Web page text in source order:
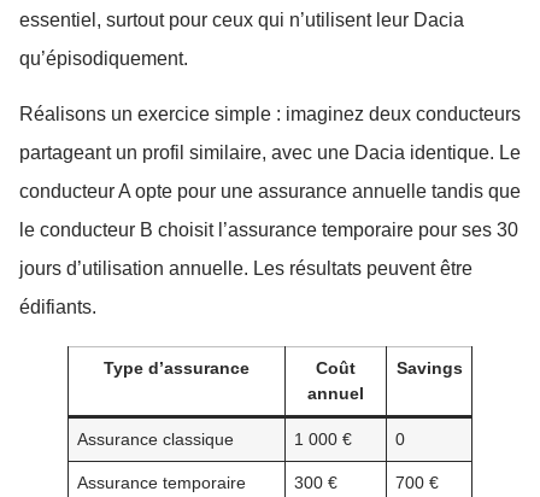
essentiel, surtout pour ceux qui n’utilisent leur Dacia
qu’épisodiquement.
Réalisons un exercice simple : imaginez deux conducteurs
partageant un profil similaire, avec une Dacia identique. Le
conducteur A opte pour une assurance annuelle tandis que
le conducteur B choisit l’assurance temporaire pour ses 30
jours d’utilisation annuelle. Les résultats peuvent être
édifiants.
Type d’assurance
Coût
annuel
Savings
Assurance classique 1 000 € 0
Assurance temporaire
300 € 700 €